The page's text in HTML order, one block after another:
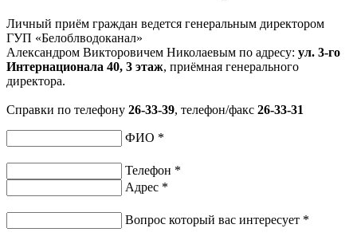
Личный приём граждан ведется генеральным директором
ГУП «Белоблводоканал»
Александром Викторовичем Николаевым по адресу: ул. 3-го
Интернационала 40, 3 этаж, приёмная генерального
директора.
Справки по телефону 26-33-39, телефон/факс 26-33-31
ФИО *
Телефон *
Адрес *
Вопрос который вас интересует *